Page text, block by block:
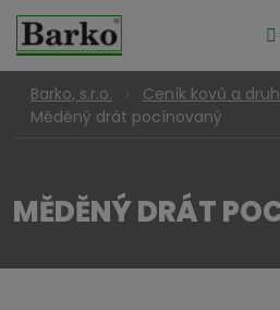
Barko, s.r.o.
Ceník kovů a
Měděný drát pocínovaný
MĚDĚNÝ DRÁT